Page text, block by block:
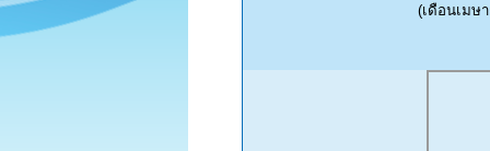
(เดือนเมษ